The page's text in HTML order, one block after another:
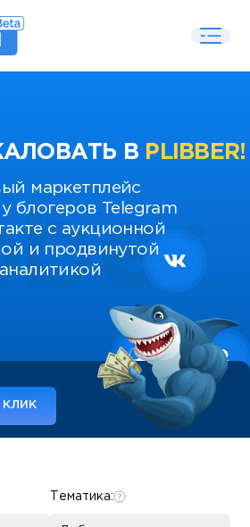
В PLIBBER!
маркетплейс
блогеров Telegram
с аукционной
и продвинутой
аналитикой
КЛИК
Тематика: